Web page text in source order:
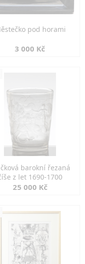
pod horami
3 000 Kč
barokní řezaná
z let 1690-1700
25 000 Kč